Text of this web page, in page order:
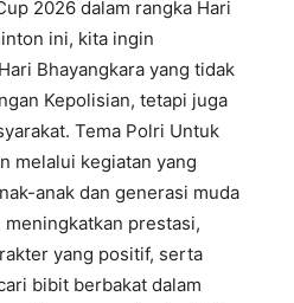
2026 dalam rangka Hari
ini, kita ingin
Bhayangkara yang tidak
Kepolisian, tetapi juga
Tema Polri Untuk
melalui kegiatan yang
anak dan generasi muda
prestasi,
yang positif, serta
bibit berbakat dalam